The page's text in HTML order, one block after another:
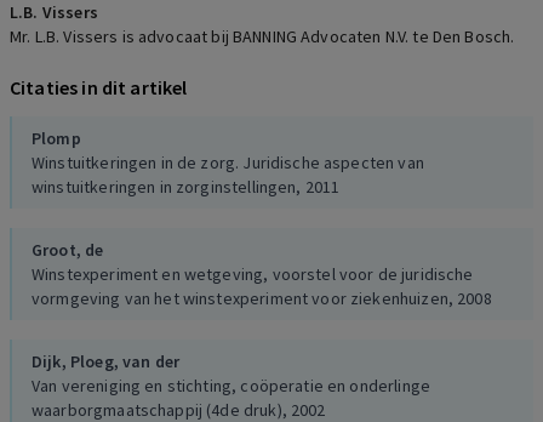
L.B. Vissers
Mr. L.B. Vissers is advocaat bij BANNING Advocaten N.V. te Den Bosch.
Citaties in dit artikel
Plomp
Winstuitkeringen in de zorg. Juridische aspecten van
winstuitkeringen in zorginstellingen, 2011
Groot, de
Winstexperiment en wetgeving, voorstel voor de juridische
vormgeving van het winstexperiment voor ziekenhuizen, 2008
Dijk, Ploeg, van der
Van vereniging en stichting, coöperatie en onderlinge
waarborgmaatschappij (4de druk), 2002